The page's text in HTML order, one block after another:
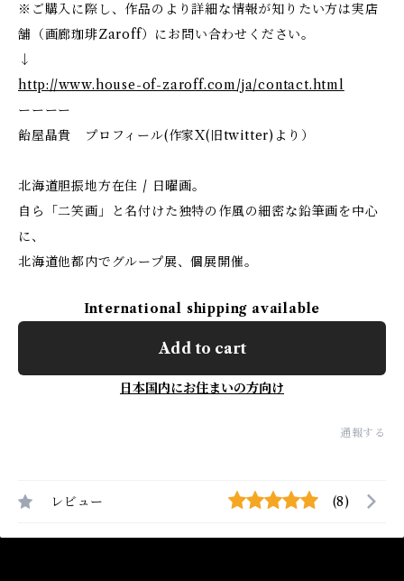
※ご購入に際し、作品のより詳細な情報が知りたい方は実店
舗（画廊珈琲Zaroff）にお問い合わせください。
↓
http://www.house-of-zaroff.com/ja/contact.html
ーーーー
飴屋晶貴 プロフィール(作家X(旧twitter)より）
北海道胆振地方在住 / 日曜画。
自ら「二笑画」と名付けた独特の作風の細密な鉛筆画を中心
に、
北海道他都内でグループ展、個展開催。
International shipping available
Add to cart
日本国内にお住まいの方向け
通報する
レビュー (8)